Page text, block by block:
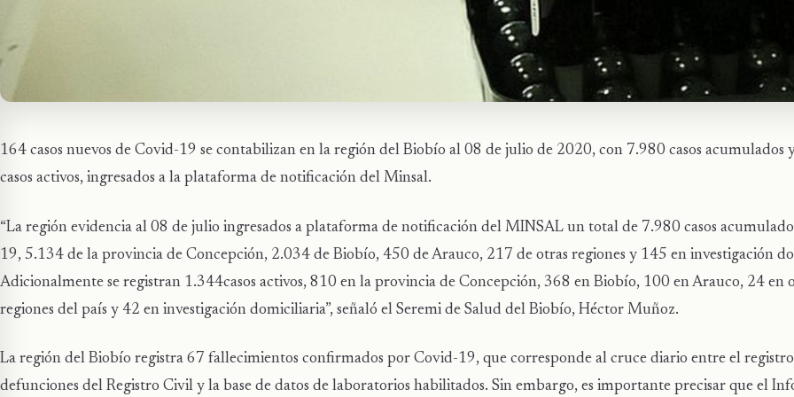
164 casos nuevos de Covid-19 se contabilizan en la región del Biobío al 08 de julio de 2020, con 7.980 casos acumulados
casos activos, ingresados a la plataforma de notificación del Minsal.
“La región evidencia al 08 de julio ingresados a plataforma de notificación del MINSAL un total de 7.980 casos
19, 5.134 de la provincia de Concepción, 2.034 de Biobío, 450 de Arauco, 217 de otras regiones y 145 en investigación
Adicionalmente se registran 1.344casos activos, 810 en la provincia de Concepción, 368 en Biobío, 100 en Arauco, 24 en
regiones del país y 42 en investigación domiciliaria”, señaló el Seremi de Salud del Biobío, Héctor Muñoz.
La región del Biobío registra 67 fallecimientos confirmados por Covid-19, que corresponde al cruce diario entre el
defunciones del Registro Civil y la base de datos de laboratorios habilitados. Sin embargo, es importante precisar que el